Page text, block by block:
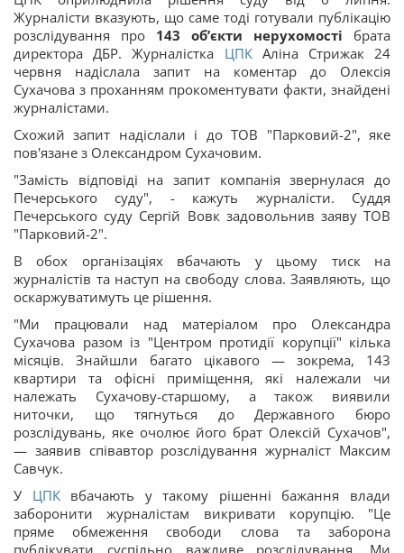
Журналісти вказують, що саме тоді готували публікацію
розслідування про 143 обʼєкти нерухомості брата
директора ДБР. Журналістка ЦПКАліна Стрижак 24
червня надіслала запит на коментар до Олексія
Сухачова з проханням прокоментувати факти, знайдені
журналістами.
Схожий запит надіслали і до ТОВ "Парковий-2", яке
пов'язане з Олександром Сухачовим.
"Замість відповіді на запит компанія звернулася до
Печерського суду", - кажуть журналісти. Суддя
Печерського суду Сергій Вовк задовольнив заяву ТОВ
"Парковий-2".
В обох організаціях вбачають у цьому тиск на
журналістів та наступ на свободу слова. Заявляють, що
оскаржуватимуть це рішення.
"Ми працювали над матеріалом про Олександра
Сухачова разом із "Центром протидії корупції" кілька
місяців. Знайшли багато цікавого — зокрема, 143
квартири та офісні приміщення, які належали чи
належать Сухачову-старшому, а також виявили
ниточки, що тягнуться до Державного бюро
розслідувань, яке очолює його брат Олексій Сухачов",
— заявив співавтор розслідування журналіст Максим
Савчук.
У ЦПКвбачають у такому рішенні бажання влади
заборонити журналістам викривати корупцію. "Це
пряме обмеження свободи слова та заборона
публікувати суспільно важливе розслідування. Ми